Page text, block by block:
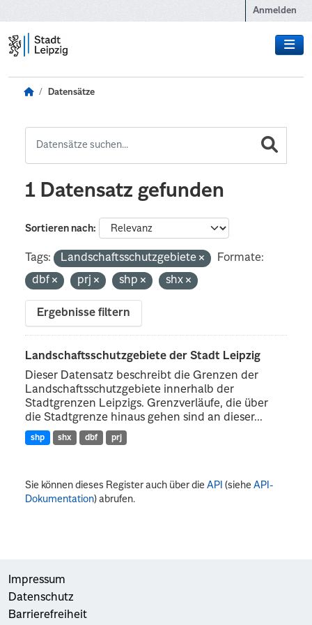
Anmelden
Datensätze
1 Datensatz gefunden
Sortieren nach
Tags: Landschaftsschutzgebiete
Formate:
dbf
prj shp shx
Ergebnisse filtern
Landschaftsschutzgebiete der Stadt Leipzig
Dieser Datensatz beschreibt die Grenzen der
Landschaftsschutzgebiete innerhalb der
Stadtgrenzen Leipzigs. Grenzverläufe, die über
die Stadtgrenze hinaus gehen sind an dieser...
shp shx dbf prj
Sie können dieses Register auch über dieAPI (sieheAPI-
Dokumentation) abrufen.
Impressum
Datenschutz
Barrierefreiheit